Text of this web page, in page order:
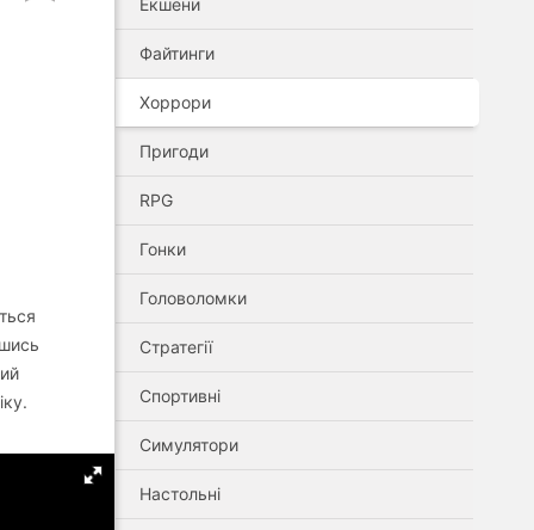
Екшени
Файтинги
Хоррори
Пригоди
RPG
Гонки
Головоломки
Стратегії
Спортивні
Симулятори
Настольні